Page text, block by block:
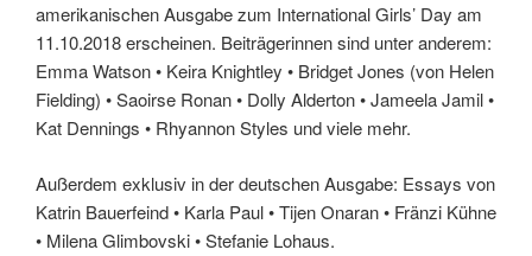
amerikanischen Ausgabe zum International Girls’ Day am
11.10.2018 erscheinen. Beiträgerinnen sind unter anderem:
Emma Watson • Keira Knightley • Bridget Jones (von Helen
Fielding) • Saoirse Ronan • Dolly Alderton • Jameela Jamil •
Kat Dennings • Rhyannon Styles und viele mehr.
Außerdem exklusiv in der deutschen Ausgabe: Essays von
Katrin Bauerfeind • Karla Paul • Tijen Onaran • Fränzi Kühne
• Milena Glimbovski • Stefanie Lohaus.